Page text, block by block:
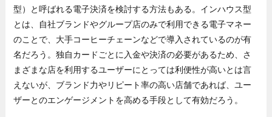
型）と呼ばれる電子決済を検討する方法もある。インハウス型
とは、自社ブランドやグループ店のみで利用できる電子マネー
のことで、大手コーヒーチェーンなどで導入されているのが有
名だろう。独自カードごとに入金や決済の必要があるため、さ
まざまな店を利用するユーザーにとっては利便性が高いとは言
えないが、ブランド力やリピート率の高い店舗であれば、ユー
ザーとのエンゲージメントを高める手段として有効だろう。